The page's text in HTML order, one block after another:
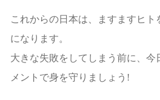
これからの日本は、ますますヒト
になります。
大きな失敗をしてしまう前に、今
メントで身を守りましょう!